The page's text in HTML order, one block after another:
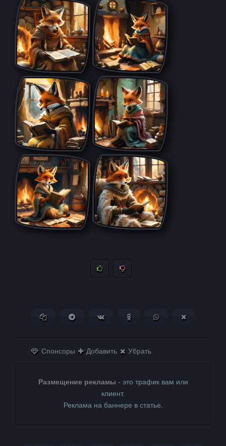
Копировать ссылкуПоделиться в Telegram
Поделиться ВКонтактеПоделиться в
Поделиться в
Спонсоры Добавить Убрать
Размещение рекламы - это трафик вам или
клиент.
Реклама на баннере в статье.